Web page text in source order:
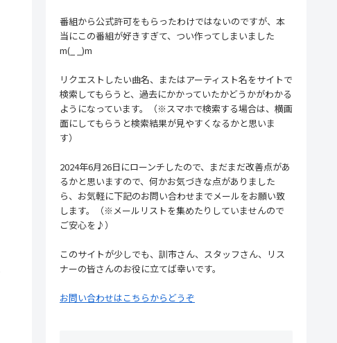
番組から公式許可をもらったわけではないのですが、本
当にこの番組が好きすぎて、つい作ってしまいました
m(_ _)m
リクエストしたい曲名、またはアーティスト名をサイトで
検索してもらうと、過去にかかっていたかどうかがわかる
ようになっています。（※スマホで検索する場合は、横画
面にしてもらうと検索結果が見やすくなるかと思いま
す）
2024年6月26日にローンチしたので、まだまだ改善点があ
るかと思いますので、何かお気づきな点がありました
ら、お気軽に下記のお問い合わせまでメールをお願い致
します。（※メールリストを集めたりしていませんので
ご安心を♪）
このサイトが少しでも、訓市さん、スタッフさん、リス
ナーの皆さんのお役に立てば幸いです。
お問い合わせはこちらからどうぞ